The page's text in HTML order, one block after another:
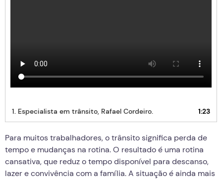
1. Especialista em trânsito, Rafael Cordeiro. 1:23
Para muitos trabalhadores, o trânsito significa perda de
tempo e mudanças na rotina. O resultado é uma rotina
cansativa, que reduz o tempo disponível para descanso,
lazer e convivência com a família. A situação é ainda mais